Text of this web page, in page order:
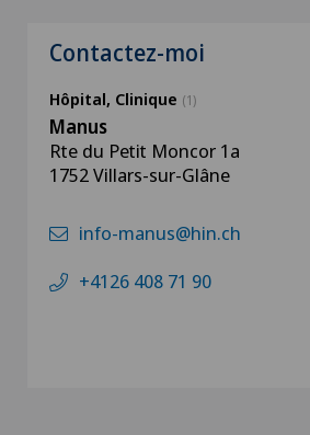
Contactez-moi
Hôpital, Clinique (1)
Manus
Rte du Petit Moncor 1a
1752 Villars-sur-Glâne
info-manus@hin.ch
+4126 408 71 90